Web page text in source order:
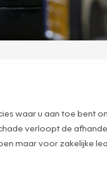
waar u aan toe bent
verloopt de
maar voor zakelijke